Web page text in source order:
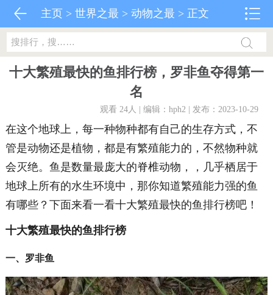
主页 >世界之最 >动物之最 > 正文
十大繁殖最快的鱼排行榜，罗非鱼夺得第一
名
观看 24人 | 编辑：hph2 | 发布：2023-10-29
在这个地球上，每一种物种都有自己的生存方式，不
管是动物还是植物，都是有繁殖能力的，不然物种就
会灭绝。鱼是数量最庞大的脊椎动物，，几乎栖居于
地球上所有的水生环境中，那你知道繁殖能力强的鱼
有哪些？下面来看一看十大繁殖最快的鱼排行榜吧！
十大繁殖最快的鱼排行榜
一、罗非鱼